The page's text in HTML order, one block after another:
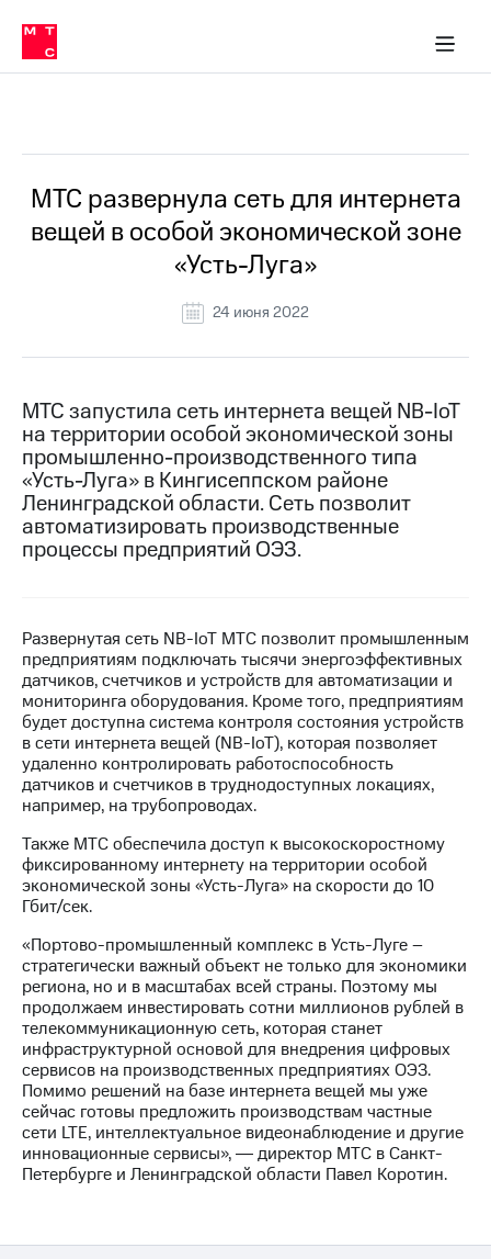
Медиа-центр
и акционерам
Устойчивое развитие
Комплаенс и деловая этика
компании
Карьера
История
компании
Руководство
информация
Контакты
Медиа-центр
Пресс-
релизы
МТС
о технологиях
Интервью
Финансовая
отчетность
Контакты
Новости
в
регионе
и акционерам
Корпоративное
Корпоративный
секретарь
Раскрытие
информации
Информация
акционерам
Документы
ПАО
"МТС"
Собрания
акционеров
Личный
в МТС
Пресс-
релизы
о технологиях
МТС развернула сеть для интернета
вещей в особой экономической зоне
«Усть-Луга»
24 июня 2022
МТС запустила сеть интернета вещей NB-IoT
на территории особой экономической зоны
промышленно-производственного типа
«Усть-Луга» в Кингисеппском районе
Ленинградской области. Сеть позволит
автоматизировать производственные
процессы предприятий ОЭЗ.
Развернутая сеть NB-IoT МТС позволит промышленным
предприятиям подключать тысячи энергоэффективных
датчиков, счетчиков и устройств для автоматизации и
мониторинга оборудования. Кроме того, предприятиям
будет доступна система контроля состояния устройств
в сети интернета вещей (NB-IoT), которая позволяет
удаленно контролировать работоспособность
датчиков и счетчиков в труднодоступных локациях,
например, на трубопроводах.
Также МТС обеспечила доступ к высокоскоростному
фиксированному интернету на территории особой
экономической зоны «Усть-Луга» на скорости до 10
Гбит/сек.
«Портово-промышленный комплекс в Усть-Луге –
стратегически важный объект не только для экономики
региона, но и в масштабах всей страны. Поэтому мы
продолжаем инвестировать сотни миллионов рублей в
телекоммуникационную сеть, которая станет
инфраструктурной основой для внедрения цифровых
сервисов на производственных предприятиях ОЭЗ.
Помимо решений на базе интернета вещей мы уже
сейчас готовы предложить производствам частные
сети LTE, интеллектуальное видеонаблюдение и другие
инновационные сервисы», ― директор МТС в Санкт-
Петербурге и Ленинградской области Павел Коротин.